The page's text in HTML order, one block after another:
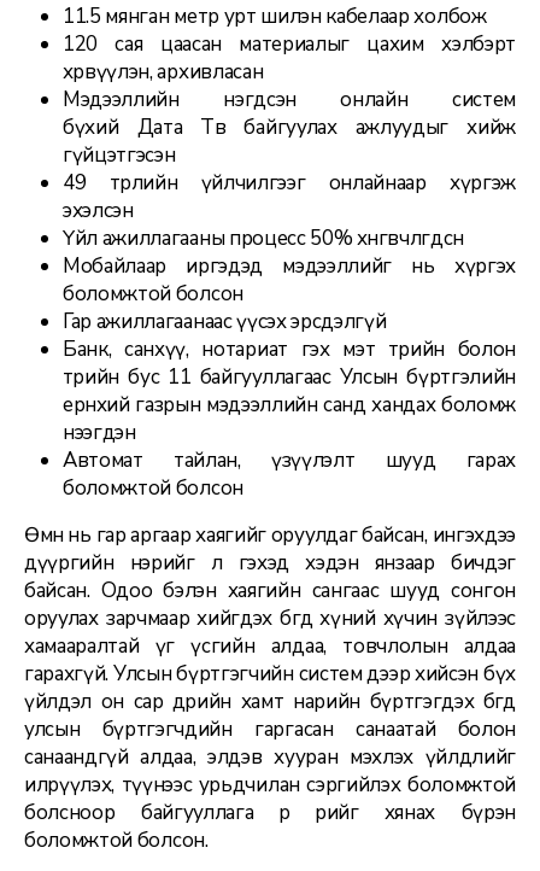
11.5 мянган метр урт шилэн кабелаар холбож
120 сая цаасан материалыг цахим хэлбэрт
хөрвүүлэн, архивласан
Мэдээллийн нэгдсэн онлайн систем
бүхий Дата Төв байгуулах ажлуудыг хийж
гүйцэтгэсэн
49 төрлийн үйлчилгээг онлайнаар хүргэж
эхэлсэн
Үйл ажиллагааны процесс 50% хөнгөвчлөгдсөн
Мобайлаар иргэдэд мэдээллийг нь хүргэх
боломжтой болсон
Гар ажиллагаанаас үүсэх эрсдэлгүй
Банк, санхүү, нотариат гэх мэт төрийн болон
төрийн бус 11 байгууллагаас Улсын бүртгэлийн
ерөнхий газрын мэдээллийн санд хандах боломж
нээгдэн
Автомат тайлан, үзүүлэлт шууд гарах
боломжтой болсон
Өмнө нь гар аргаар хаягийг оруулдаг байсан, ингэхдээ
дүүргийн нэрийг л гэхэд хэдэн янзаар бичдэг
байсан. Одоо бэлэн хаягийн сангаас шууд сонгон
оруулах зарчмаар хийгдэх бөгөөд хүний хүчин зүйлээс
хамааралтай үг үсгийн алдаа, товчлолын алдаа
гарахгүй. Улсын бүртгэгчийн систем дээр хийсэн бүх
үйлдэл он сар өдрийн хамт нарийн бүртгэгдэх бөгөөд
улсын бүртгэгчдийн гаргасан санаатай болон
санаандгүй алдаа, элдэв хууран мэхлэх үйлдлийг
илрүүлэх, түүнээс урьдчилан сэргийлэх боломжтой
болсноор байгууллага өөрөө өөрийгөө хянах бүрэн
боломжтой болсон.